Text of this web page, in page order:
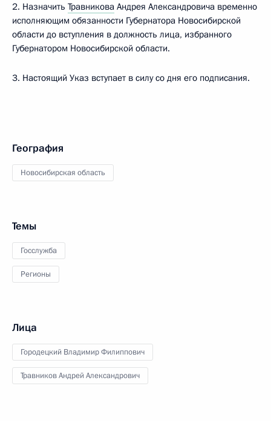
2. Назначить Травникова Андрея Александровича временно
исполняющим обязанности Губернатора Новосибирской
области до вступления в должность лица, избранного
Губернатором Новосибирской области.
3. Настоящий Указ вступает в силу со дня его подписания.
География
Новосибирская область
Темы
Госслужба
Регионы
Лица
Городецкий Владимир Филиппович
Травников Андрей Александрович